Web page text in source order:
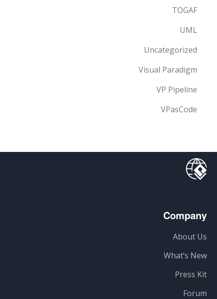
TOGAF
UML
Uncategorized
Visual Paradigm
VP Pipeline
VPasCode
Company
About Us
What’s New
Press Kit
Forum